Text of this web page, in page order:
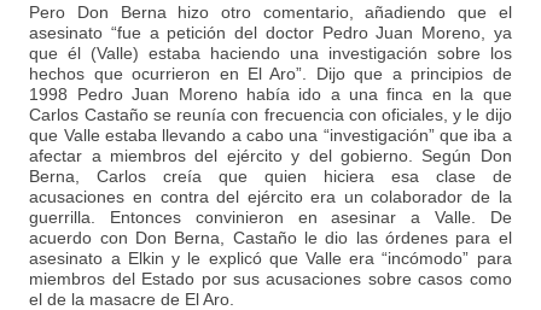
Pero Don Berna hizo otro comentario, añadiendo que el
asesinato “fue a petición del doctor Pedro Juan Moreno, ya
que él (Valle) estaba haciendo una investigación sobre los
hechos que ocurrieron en El Aro”. Dijo que a principios de
1998 Pedro Juan Moreno había ido a una finca en la que
Carlos Castaño se reunía con frecuencia con oficiales, y le dijo
que Valle estaba llevando a cabo una “investigación” que iba a
afectar a miembros del ejército y del gobierno. Según Don
Berna, Carlos creía que quien hiciera esa clase de
acusaciones en contra del ejército era un colaborador de la
guerrilla. Entonces convinieron en asesinar a Valle. De
acuerdo con Don Berna, Castaño le dio las órdenes para el
asesinato a Elkin y le explicó que Valle era “incómodo” para
miembros del Estado por sus acusaciones sobre casos como
el de la masacre de El Aro.